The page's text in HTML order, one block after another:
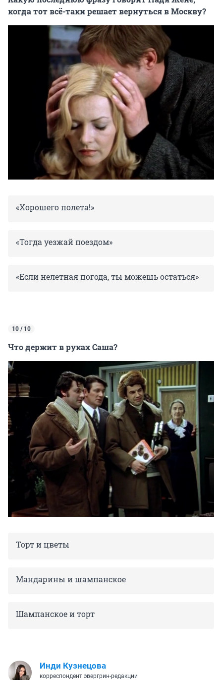
когда тот всё-таки решает вернуться в Москву?
«Хорошего полета!»
«Тогда уезжай поездом»
«Если нелетная погода, ты можешь остаться»
10 / 10
Что держит в руках Саша?
Торт и цветы
Мандарины и шампанское
Шампанское и торт
Инди Кузнецова
корреспондент эвергрин-редакции